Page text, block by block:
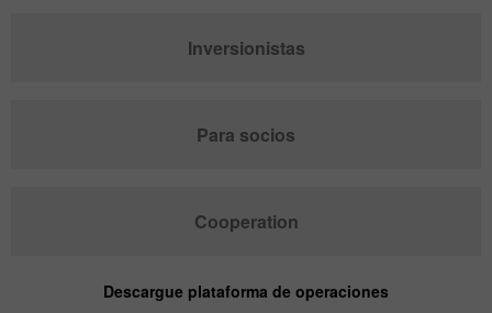
Inversionistas
Para socios
Cooperation
Descargue plataforma de operaciones